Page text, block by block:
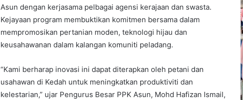
Asun dengan kerjasama pelbagai agensi kerajaan dan swasta.
Kejayaan program membuktikan komitmen bersama dalam
mempromosikan pertanian moden, teknologi hijau dan
keusahawanan dalam kalangan komuniti peladang.
“Kami berharap inovasi ini dapat diterapkan oleh petani dan
usahawan di Kedah untuk meningkatkan produktiviti dan
kelestarian,” ujar Pengurus Besar PPK Asun, Mohd Hafizan Ismail,